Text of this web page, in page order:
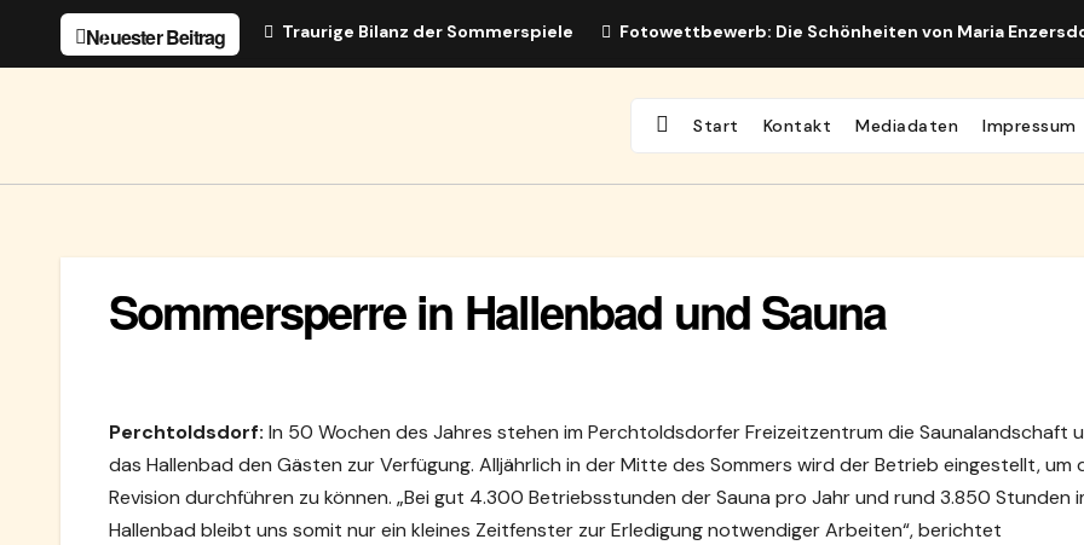
Neuester Beitrag Traurige Bilanz der Sommerspiele Fotowettbewerb: Die Schönheiten von Maria
Start Kontakt Mediadaten Impressum
Sommersperre in Hallenbad und Sauna
Perchtoldsdorf: In 50 Wochen des Jahres stehen im Perchtoldsdorfer Freizeitzentrum die Saunalandschaft
das Hallenbad den Gästen zur Verfügung. Alljährlich in der Mitte des Sommers wird der Betrieb eingestellt, um
Revision durchführen zu können. „Bei gut 4.300 Betriebsstunden der Sauna pro Jahr und rund 3.850 Stunden
Hallenbad bleibt uns somit nur ein kleines Zeitfenster zur Erledigung notwendiger Arbeiten“, berichtet